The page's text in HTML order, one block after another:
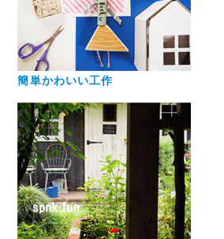
簡単かわいい工作